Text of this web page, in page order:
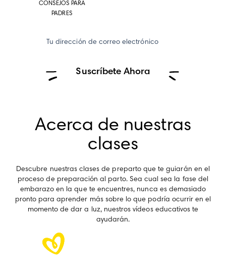
CONSEJOS PARA
PADRES
Tu dirección de correo electrónico
Suscríbete Ahora
Acerca de nuestras
clases
Descubre nuestras clases de preparto que te guiarán en el
proceso de preparación al parto. Sea cual sea la fase del
embarazo en la que te encuentres, nunca es demasiado
pronto para aprender más sobre lo que podría ocurrir en el
momento de dar a luz, nuestros vídeos educativos te
ayudarán.